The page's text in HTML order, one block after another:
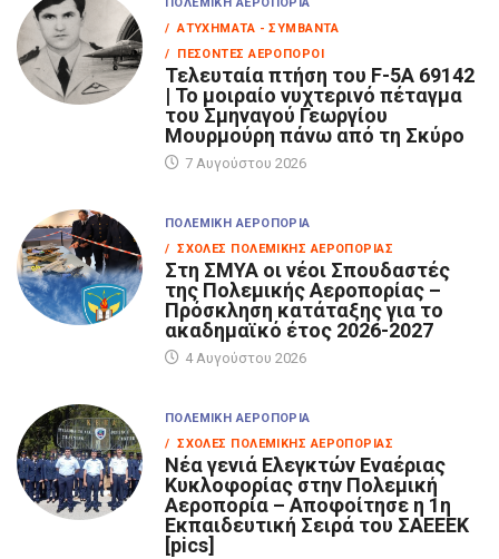
ΠΟΛΕΜΙΚΉ ΑΕΡΟΠΟΡΊΑ
/ ΑΤΥΧΉΜΑΤΑ - ΣΥΜΒΆΝΤΑ
/ ΠΕΣΌΝΤΕΣ ΑΕΡΟΠΌΡΟΙ
Τελευταία πτήση του F-5A 69142
| Το μοιραίο νυχτερινό πέταγμα
του Σμηναγού Γεωργίου
Μουρμούρη πάνω από τη Σκύρο
7 Αυγούστου 2026
ΠΟΛΕΜΙΚΉ ΑΕΡΟΠΟΡΊΑ
/ ΣΧΟΛΈΣ ΠΟΛΕΜΙΚΉΣ ΑΕΡΟΠΟΡΊΑΣ
Στη ΣΜΥΑ οι νέοι Σπουδαστές
της Πολεμικής Αεροπορίας –
Πρόσκληση κατάταξης για το
ακαδημαϊκό έτος 2026-2027
4 Αυγούστου 2026
ΠΟΛΕΜΙΚΉ ΑΕΡΟΠΟΡΊΑ
/ ΣΧΟΛΈΣ ΠΟΛΕΜΙΚΉΣ ΑΕΡΟΠΟΡΊΑΣ
Νέα γενιά Ελεγκτών Εναέριας
Κυκλοφορίας στην Πολεμική
Αεροπορία – Αποφοίτησε η 1η
Εκπαιδευτική Σειρά του ΣΑΕΕΕΚ
[pics]